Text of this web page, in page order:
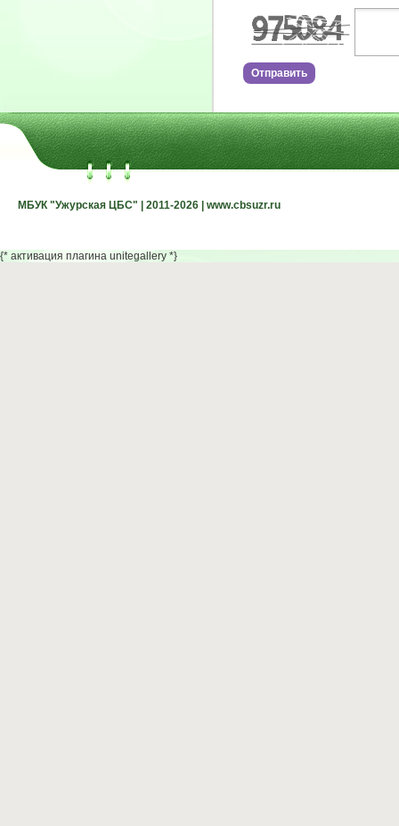
МБУК "Ужурская ЦБС" | 2011-2026 | www.cbsuzr.ru
МБУК "Ужурская ЦБС" | 2011-2026 | www.cbsuzr.ru
{* активация плагина unitegallery *}